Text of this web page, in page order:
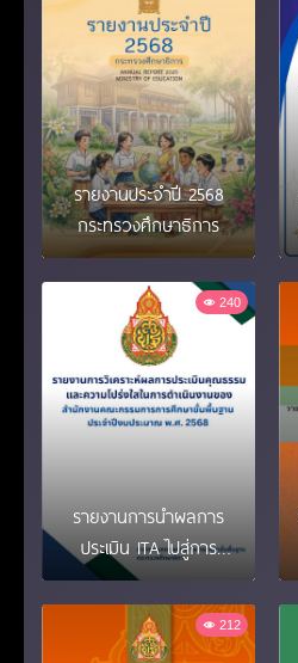
รายงานประจำปี 2568
กระทรวงศึกษาธิการ
240
รายงานการนำผลการ
ประเมิน ITA ไปสู่การ
พัฒนาองค์กร
212